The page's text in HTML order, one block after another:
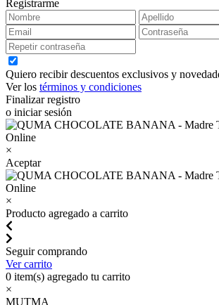
Registrarme
Quiero recibir descuentos exclusivos y
Ver los términos y condiciones
Finalizar registro
o iniciar sesión
×
Aceptar
×
Producto agregado a carrito
Seguir comprando
Ver carrito
0 item(s) agregado tu carrito
×
MUTMA